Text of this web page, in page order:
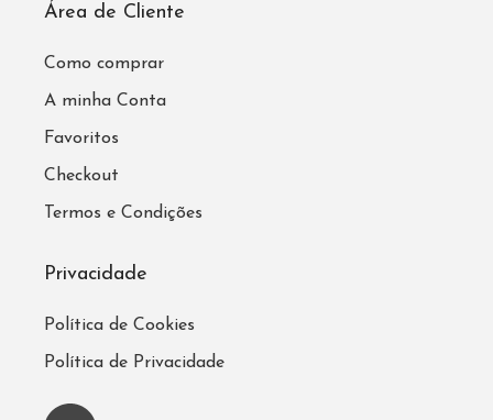
Área de Cliente
Como comprar
A minha Conta
Favoritos
Checkout
Termos e Condições
Privacidade
Política de Cookies
Política de Privacidade